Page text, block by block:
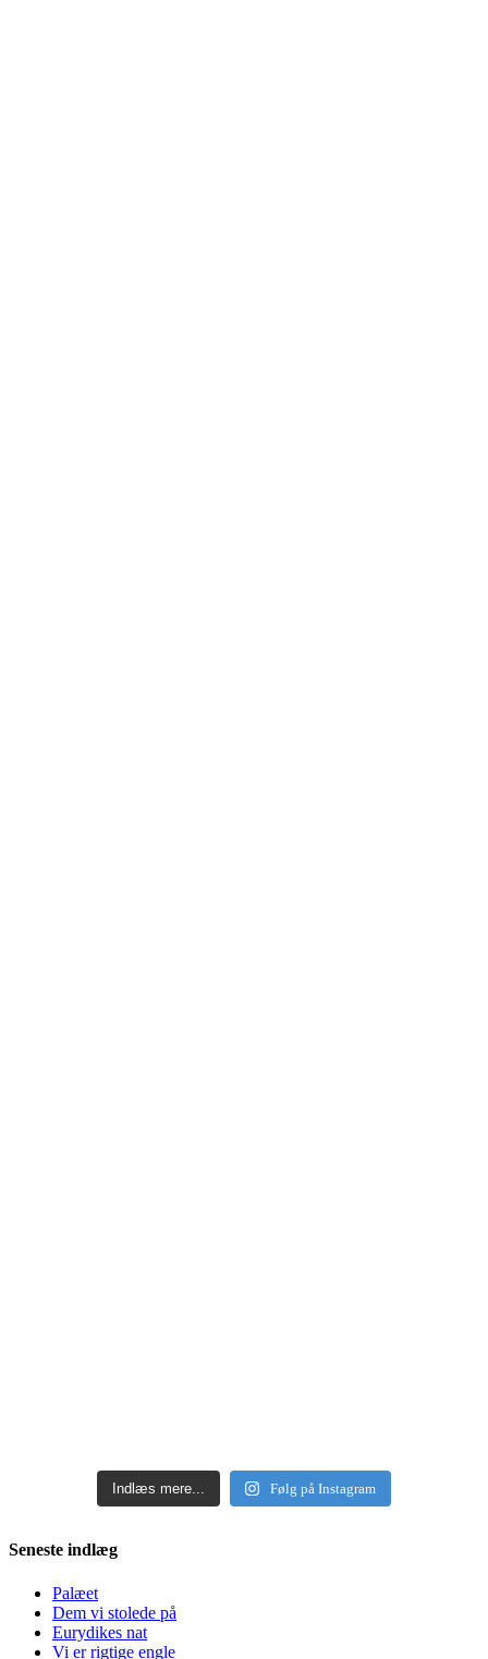
Indlæs mere... Følg på Instagram
Seneste indlæg
Palæet
Dem vi stolede på
Eurydikes nat
Vi er rigtige engle